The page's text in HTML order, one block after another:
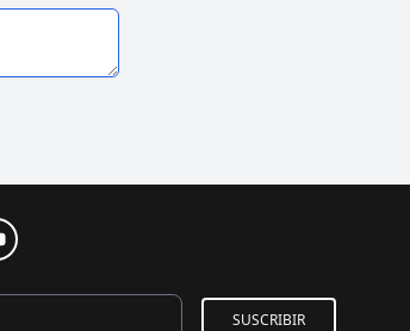
SUSCRIBIR